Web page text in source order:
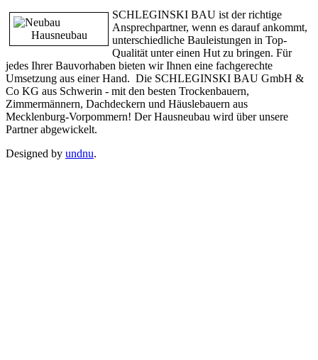
Hausneubau
SCHLEGINSKI BAU ist der richtige
Ansprechpartner, wenn es darauf ankommt,
unterschiedliche Bauleistungen in Top-
Qualität unter einen Hut zu bringen. Für
jedes Ihrer Bauvorhaben bieten wir Ihnen eine fachgerechte
Umsetzung aus einer Hand. Die SCHLEGINSKI BAU GmbH &
Co KG aus Schwerin - mit den besten Trockenbauern,
Zimmermännern, Dachdeckern und Häuslebauern aus
Mecklenburg-Vorpommern! Der Hausneubau wird über unsere
Partner abgewickelt.
Designed by undnu.